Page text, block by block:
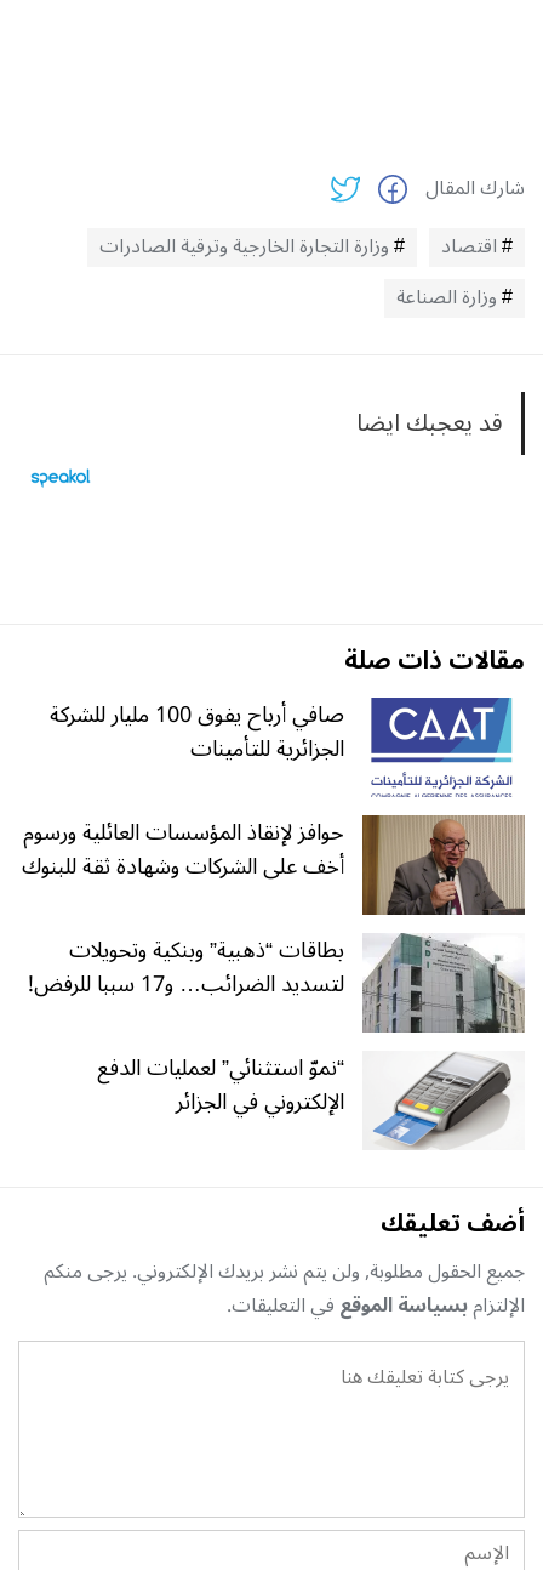
شارك المقال
اقتصاد
وزارة التجارة الخارجية وترقية الصادرات
وزارة الصناعة
قد يعجبك ايضا
مقالات ذات صلة
صافي أرباح يفوق 100 مليار للشركة
الجزائرية للتأمينات
حوافز لإنقاذ المؤسسات العائلية ورسوم
أخف على الشركات وشهادة ثقة للبنوك
بطاقات “ذهبية” وبنكية وتحويلات
لتسديد الضرائب… و17 سببا للرفض!
“نموّ استثنائي” لعمليات الدفع
الإلكتروني في الجزائر
أضف تعليقك
جميع الحقول مطلوبة, ولن يتم نشر بريدك الإلكتروني. يرجى منكم
الإلتزامبسياسة الموقعفي التعليقات.